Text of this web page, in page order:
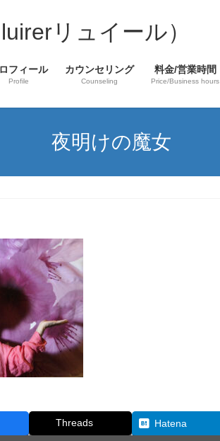
リュイール）
フィール
Profile
カウンセリング
Counseling
料金/営業時間
Price/Business hours
夜明けの魔女
Threads Hatena